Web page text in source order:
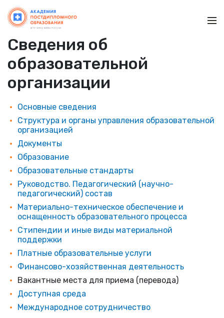
Сведения об
образовательной
организации
Основные сведения
Структура и органы управления образовательной
организацией
Документы
Образование
Образовательные стандарты
Руководство. Педагогический (научно-
педагогический) состав
Материально-техническое обеспечение и
оснащенность образовательного процесса
Стипендии и иные виды материальной
поддержки
Платные образовательные услуги
Финансово-хозяйственная деятельность
Вакантные места для приема (перевода)
Доступная среда
Международное сотрудничество